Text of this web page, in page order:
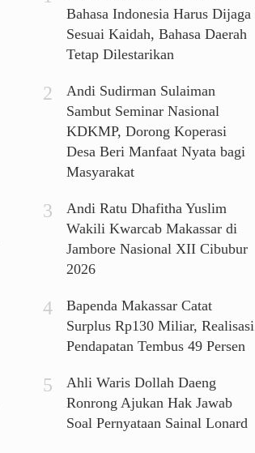
Bahasa Indonesia Harus Dijaga
Sesuai Kaidah, Bahasa Daerah
Tetap Dilestarikan
Andi Sudirman Sulaiman
Sambut Seminar Nasional
KDKMP, Dorong Koperasi
Desa Beri Manfaat Nyata bagi
Masyarakat
Andi Ratu Dhafitha Yuslim
Wakili Kwarcab Makassar di
Jambore Nasional XII Cibubur
2026
Bapenda Makassar Catat
Surplus Rp130 Miliar, Realisasi
Pendapatan Tembus 49 Persen
Ahli Waris Dollah Daeng
Ronrong Ajukan Hak Jawab
Soal Pernyataan Sainal Lonard